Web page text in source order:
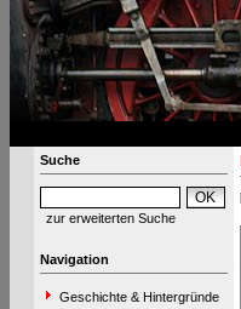
Suche
zur erweiterten Suche
Navigation
Geschichte & Hintergründe